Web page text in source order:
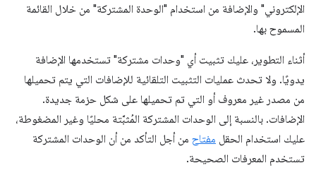
الإلكتروني" والإضافة من استخدام "الوحدة المشتركة" من خلال القائمة
المسموح بها.
أثناء التطوير، عليك تثبيت أي "وحدات مشتركة" تستخدمها الإضافة
يدويًا. ولا تحدث عمليات التثبيت التلقائية للإضافات التي يتم تحميلها
من مصدر غير معروف أو التي تم تحميلها على شكل حزمة جديدة.
الإضافات. بالنسبة إلى الوحدات المشتركة المُثبَّتة محليًا وغير المضغوطة،
عليك استخدام الحقل مفتاح من أجل التأكد من أن الوحدات المشتركة
تستخدم المعرفات الصحيحة.